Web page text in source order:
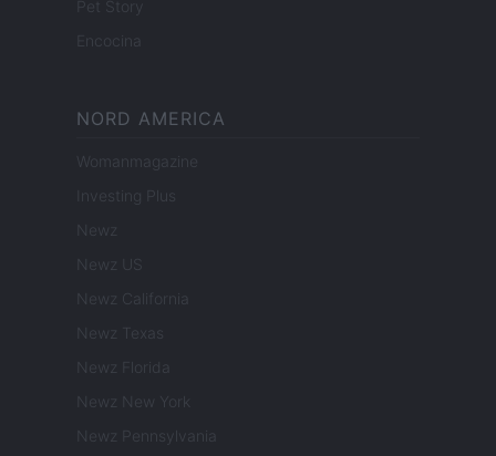
Pet Story
Encocina
NORD AMERICA
Womanmagazine
Investing Plus
Newz
Newz US
Newz California
Newz Texas
Newz Florida
Newz New York
Newz Pennsylvania